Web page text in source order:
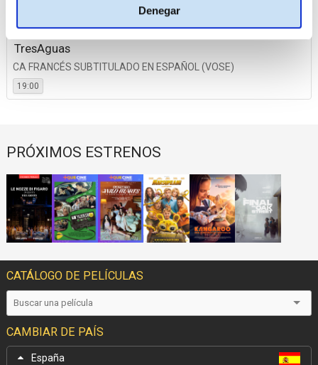
Denegar
CA FRANCÉS SUBTITULADO EN ESPAÑOL (VOSE)
TresAguas
CA FRANCÉS SUBTITULADO EN ESPAÑOL (VOSE)
19:00
PRÓXIMOS ESTRENOS
CATÁLOGO DE PELÍCULAS
CAMBIAR DE PAÍS
España